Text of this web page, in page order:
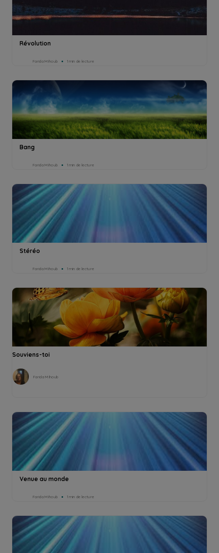
Révolution
Farida Mihoub 1min de lecture
Bang
Farida Mihoub 1min de lecture
Stéréo
Farida Mihoub 1min de lecture
Souviens-toi
Farida Mihoub
Venue au monde
Farida Mihoub 1min de lecture